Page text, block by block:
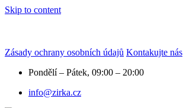
Skip to content
Zásady ochrany osobních údajů Kontakujte nás
Pondělí – Pátek, 09:00 – 20:00
info@zirka.cz